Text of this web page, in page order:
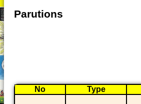
Parutions
No Type